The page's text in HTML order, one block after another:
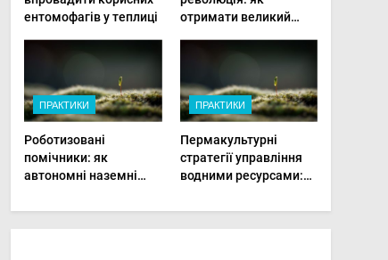
ентомофагів у теплиці
отримати великий
мінімальній площі
ПРАКТИКИ
Роботизовані
помічники: як
автономні наземні
догляд за органічними
овочами
ПРАКТИКИ
Пермакультурні
стратегії управління
водними ресурсами:
господарство стійким
до посухи